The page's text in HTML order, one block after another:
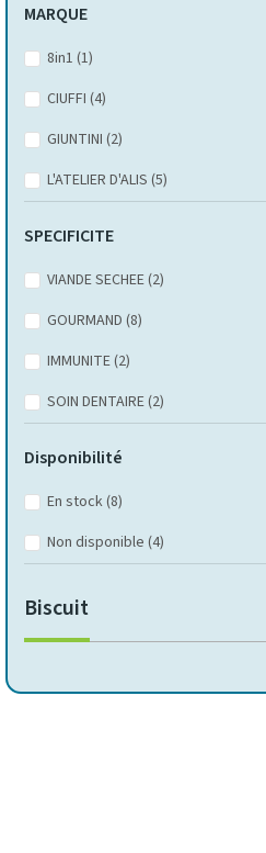
MARQUE
8in1 (1)
CIUFFI (4)
GIUNTINI (2)
L'ATELIER D'ALIS (5)
SPECIFICITE
VIANDE SECHEE(2)
GOURMAND (8)
IMMUNITE(2)
SOIN DENTAIRE(2)
Disponibilité
En stock(8)
Non disponible (4)
Biscuit